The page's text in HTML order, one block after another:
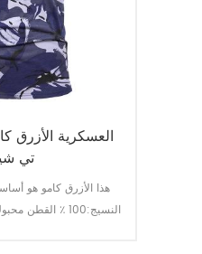
العسكرية الأزرق
تي
هذا الأزرق كامو هو